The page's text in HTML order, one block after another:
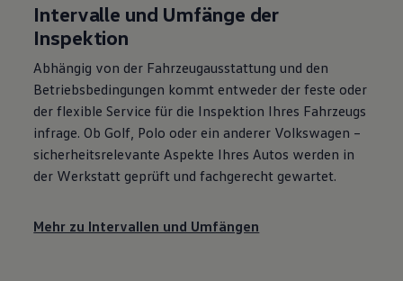
Intervalle und Umfänge der
Inspektion
Abhängig von der Fahrzeugausstattung und den
Betriebsbedingungen kommt entweder der feste oder
der flexible Service für die Inspektion Ihres Fahrzeugs
infrage. Ob Golf Polo oder ein anderer Volkswagen –
sicherheitsrelevante Aspekte Ihres Autos werden in
der Werkstatt geprüft und fachgerecht gewartet.
Mehr zu Intervallen und Umfängen